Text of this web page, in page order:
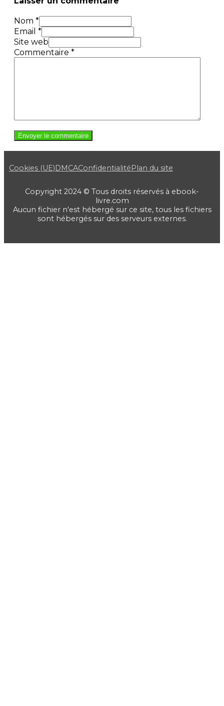
Nom *
Email *
Site web
Commentaire *
Cookies (UE)DMCAConfidentialitéPlan du site
Copyright 2024 © Tous droits réservés à ebook-
livre.com
Aucun fichier n'est hébergé sur ce site, tous les fichiers
sont hébergés sur des serveurs externes.